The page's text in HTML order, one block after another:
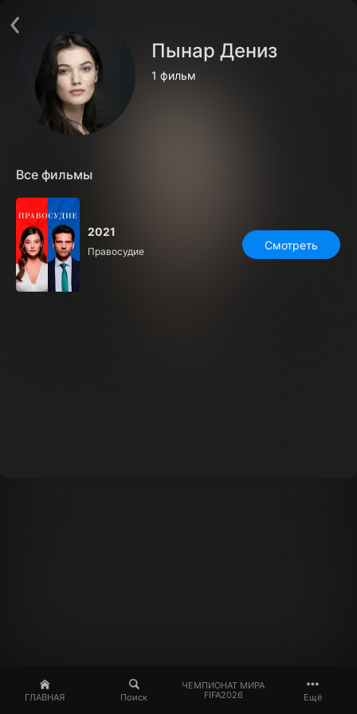
ГЛАВНАЯ Поиск
ЧЕМПИОНАТ МИРА
FIFA2026
Ещё
Пынар Дениз
1 фильм
Все фильмы
2021
Правосудие Смотреть
Пользовательское соглашение
Политика конфиденциальности
Открыть приложение
Ввести промокод